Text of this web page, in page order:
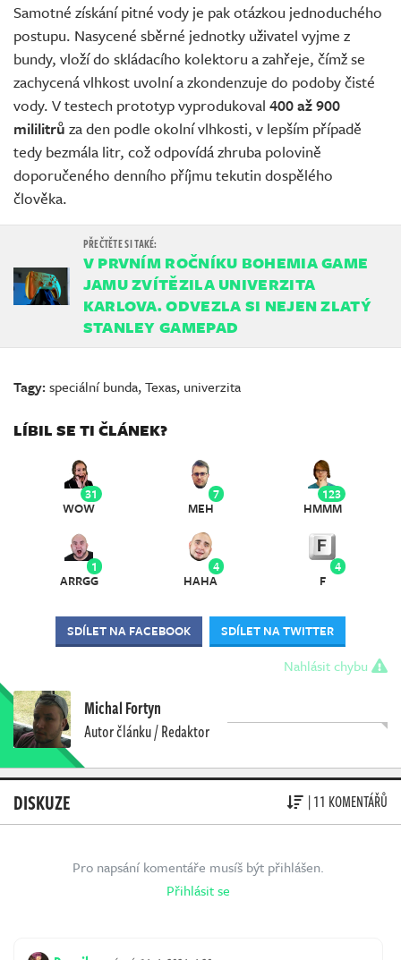
Samotné získání pitné vody je pak otázkou jednoduchého
postupu. Nasycené sběrné jednotky uživatel vyjme z
bundy, vloží do skládacího kolektoru a zahřeje, čímž se
zachycená vlhkost uvolní a zkondenzuje do podoby čisté
vody. V testech prototyp vyprodukoval 400 až 900
mililitrů za den podle okolní vlhkosti, v lepším případě
tedy bezmála litr, což odpovídá zhruba polovině
doporučeného denního příjmu tekutin dospělého
člověka.
V PRVNÍM ROČNÍKU BOHEMIA GAME
JAMU ZVÍTĚZILA UNIVERZITA
KARLOVA. ODVEZLA SI NEJEN ZLATÝ
STANLEY GAMEPAD
Tagy:speciální bunda,Texas, univerzita
LÍBIL SE TI ČLÁNEK?
31
WOW
7
MEH
123
HMMM
1
ARRGG
4
HAHA
4
F
SDÍLET NA FACEBOOK SDÍLET NA TWITTER
Nahlásit chybu
Michal Fortyn
Autor článku / Redaktor
DISKUZE | 11 KOMENTÁŘŮ
Pro napsání komentáře musíš být přihlášen.
Přihlásit se